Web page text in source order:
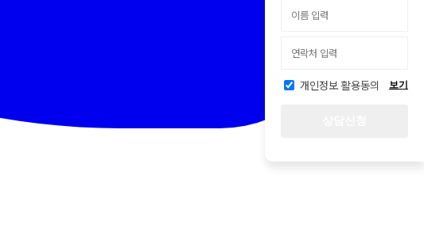
개인정보 활용동의 보기